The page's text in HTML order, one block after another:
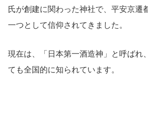
氏が創建に関わった神社で、平安京遷
一つとして信仰されてきました。
現在は、「 日本第一酒造神」と呼ばれ、
ても全国的に知られています。